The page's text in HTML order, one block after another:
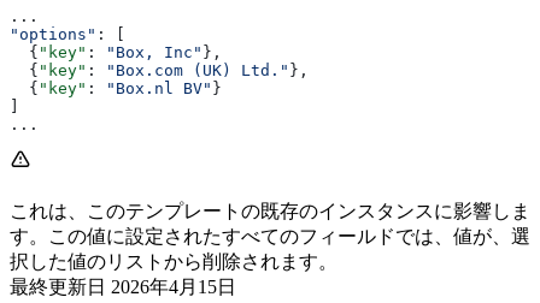
...
"options" : [
  {
"key" : "Box, Inc" },
  {
"key" : "Box.com (UK) Ltd." },
  {
"key" : "Box.nl BV" }
...
これは、このテンプレートの既存のインスタンスに影響しま
す。この値に設定されたすべてのフィールドでは、値が、選
択した値のリストから削除されます。
最終更新日 2026年4月15日